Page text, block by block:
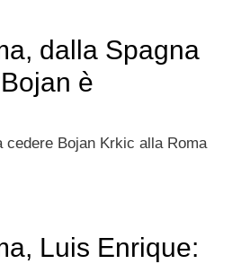
dalla Spagna
è
cedere Bojan Krkic alla Roma
Luis Enrique: